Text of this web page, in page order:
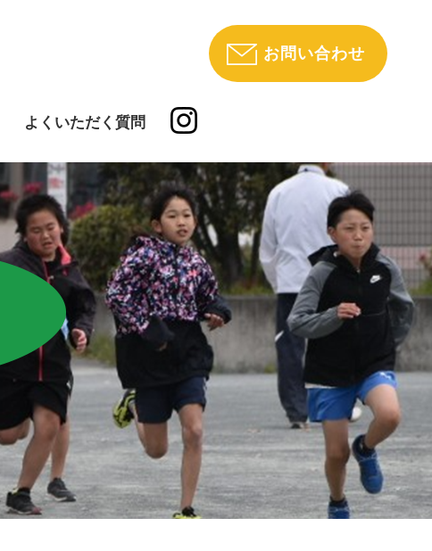
お問い合わせ
よくいただく質問